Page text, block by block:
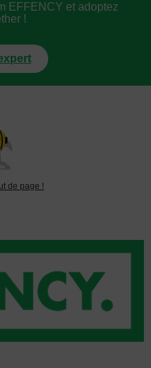
EFFENCY et adoptez
!
de page !